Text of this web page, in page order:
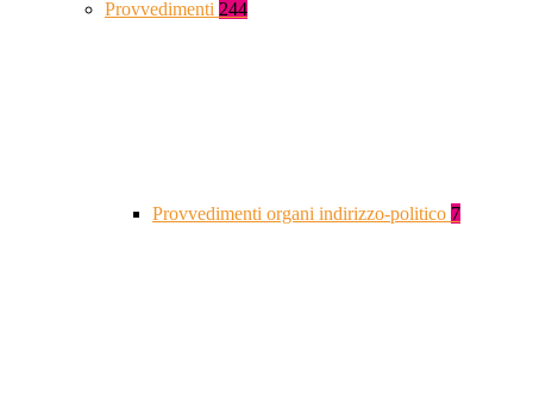
Provvedimenti 244
Provvedimenti organi indirizzo-politico 7